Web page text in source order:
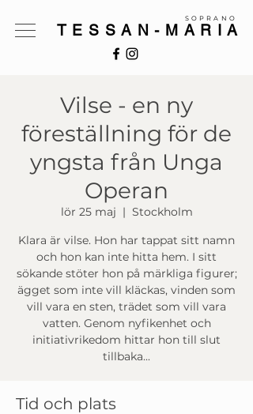
SOPRANO
TESSAN-MARIA
Vilse - en ny
föreställning för de
yngsta från Unga
Operan
lör 25 maj
  |
Stockholm
Klara är vilse. Hon har tappat sitt namn
och hon kan inte hitta hem. I sitt
sökande stöter hon på märkliga figurer;
ägget som inte vill kläckas, vinden som
vill vara en sten, trädet som vill vara
vatten. Genom nyfikenhet och
initiativrikedom hittar hon till slut
tillbaka...
Tid och plats